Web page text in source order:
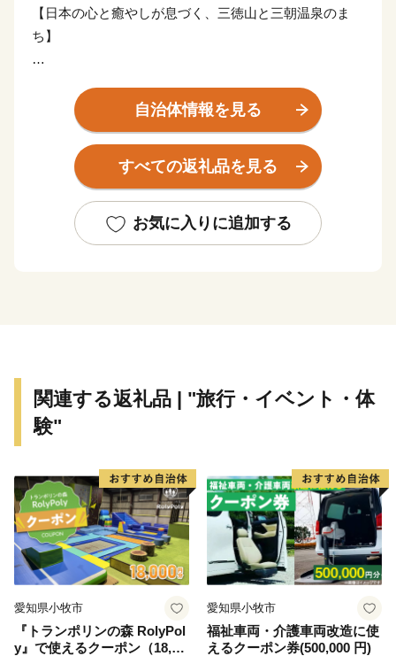
【日本の心と癒やしが息づく、三徳山と三朝温泉のま
ち】
に包まれた湯と山の町です。町の主な産業は「観光」と
「農林業」です。
観光では、世界屈指のラドン含有量を誇り、古くから湯
治の名湯として親しまれる「三朝温泉」や、国宝・投入
これらは日本遺産にも認定された本町が誇るべき資源で
あり、訪れる方々の心を深く癒やす場所として恵みをも
自治体情報を見る
すべての返礼品を見る
お気に入りに追加する
関連する返礼品 | "旅行・イベント・体
験"
愛知県小牧市
『トランポリンの森 RolyPol
y』で使えるクーポン（18,00
愛知県小牧市
福祉車両・介護車両改造に使
えるクーポン券(500,000 円)